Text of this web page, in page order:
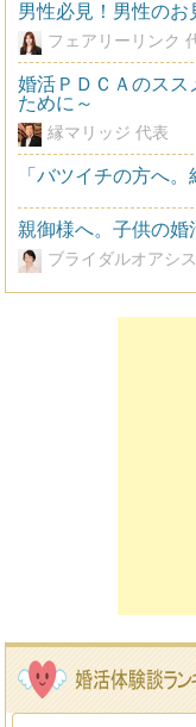
男性必見！男性のお
フェアリーリン
婚活ＰＤＣＡのス
ために～
縁マリッジ 代
「バツイチの方へ
親御様へ。子供の婚
ブライダルオアシ